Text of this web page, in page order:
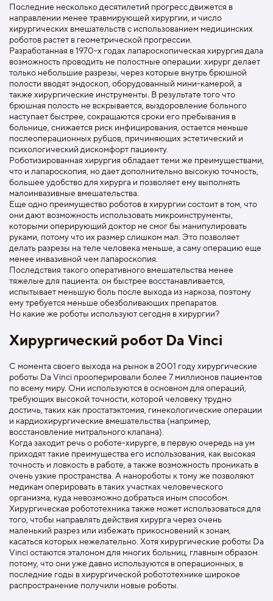
Последние несколько десятилетий прогресс движется в
направлении менее травмирующей хирургии, и число
хирургических вмешательств с использованием медицинских
роботов растет в геометрической прогрессии.
Разработанная в 1970-х годах лапароскопическая хирургия дала
возможность проводить не полостные операции: хирург делает
только небольшие разрезы, через которые внутрь брюшной
полости вводят эндоскоп, оборудованный мини-камерой, а
также хирургические инструменты. В результате того что
брюшная полость не вскрывается, выздоровление больного
наступает быстрее, сокращаются сроки его пребывания в
больнице, снижается риск инфицирования, остается меньше
послеоперационных рубцов, причиняющих эстетический и
психологический дискомфорт пациенту.
Роботизированная хирургия обладает теми же преимуществами,
что и лапароскопия, но дает дополнительно высокую точность,
большее удобство для хирурга и позволяет ему выполнять
малоинвазивные вмешательства.
Еще одно преимущество роботов в хирургии состоит в том, что
они дают возможность использовать микроинструменты,
которыми оперирующий доктор не смог бы манипулировать
руками, потому что их размер слишком мал. Это позволяет
делать разрезы на теле человека меньше, а саму операцию еще
менее инвазивной чем лапароскопия.
Последствия такого оперативного вмешательства менее
тяжелые для пациента: он быстрее восстанавливается,
испытывает меньшую боль после выхода из наркоза, поэтому
ему требуется меньше обезболивающих препаратов.
Но какие же роботы используют сегодня в хирургии?
Хирургический робот Da Vinci
С момента своего выхода на рынок в 2001 году хирургические
роботы Da Vinci прооперировали более 7 миллионов пациентов
по всему миру. Они используются в основном для операций,
требующих высокой точности, которой человеку трудно
достичь, таких как простатэктомия, гинекологические операции
и кардиохирургические вмешательства (например,
восстановление митрального клапана).
Когда заходит речь о роботе-хирурге, в первую очередь на ум
приходят такие преимущества его использования, как высокая
точность и ловкость в работе, а также возможность проникать в
очень узкие пространства. А нанороботы к тому же позволяют
медикам оперировать в таких участках человеческого
организма, куда невозможно добраться иным способом.
Хирургическая робототехника также может использоваться для
того, чтобы направлять действия хирурга через очень
маленький разрез или избежать прикосновений к зонам,
касаться которых нежелательно. Хотя хирургические роботы Da
Vinci остаются эталоном для многих больниц, главным образом
потому, что они уже давно используются в операционных, в
последние годы в хирургической робототехнике широкое
распространение получили новые роботы.